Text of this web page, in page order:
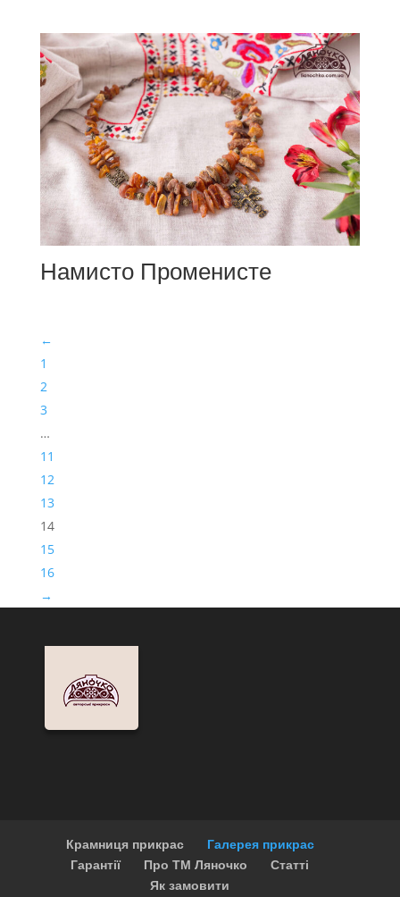
Намисто Променисте
←
1
2
3
…
11
12
13
14
15
16
→
Крамниця прикрас
Галерея прикрас
Гарантії
Про ТМ Ляночко
Статті
Як замовити